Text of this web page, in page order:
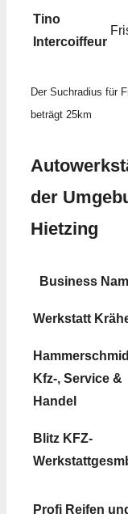
Tino
Intercoiffeur
Der Suchradius für
beträgt 25km
der
Hietzing
Business
Werkstatt
Hammerschmid
Kfz-, Service &
Handel
Blitz KFZ-
Profi Reifen